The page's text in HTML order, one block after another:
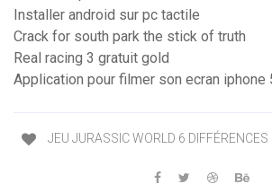
Installer android sur pc tactile
Crack for south park the stick of truth
Real racing 3 gratuit gold
Application pour filmer son ecran iphone
JEU JURASSIC WORLD 6